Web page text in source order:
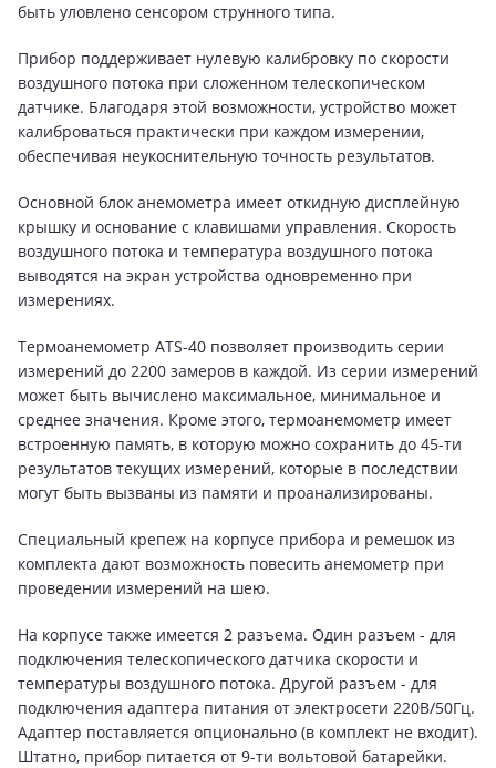
быть уловлено сенсором струнного типа.
Прибор поддерживает нулевую калибровку по скорости
воздушного потока при сложенном телескопическом
датчике. Благодаря этой возможности, устройство может
калиброваться практически при каждом измерении,
обеспечивая неукоснительную точность результатов.
Основной блок анемометра имеет откидную дисплейную
крышку и основание с клавишами управления. Скорость
воздушного потока и температура воздушного потока
выводятся на экран устройства одновременно при
измерениях.
Термоанемометр ATS-40 позволяет производить серии
измерений до 2200 замеров в каждой. Из серии измерений
может быть вычислено максимальное, минимальное и
среднее значения. Кроме этого, термоанемометр имеет
встроенную память, в которую можно сохранить до 45-ти
результатов текущих измерений, которые в последствии
могут быть вызваны из памяти и проанализированы.
Специальный крепеж на корпусе прибора и ремешок из
комплекта дают возможность повесить анемометр при
проведении измерений на шею.
На корпусе также имеется 2 разъема. Один разъем - для
подключения телескопического датчика скорости и
температуры воздушного потока. Другой разъем - для
подключения адаптера питания от электросети 220В/50Гц.
Адаптер поставляется опционально (в комплект не входит).
Штатно, прибор питается от 9-ти вольтовой батарейки.